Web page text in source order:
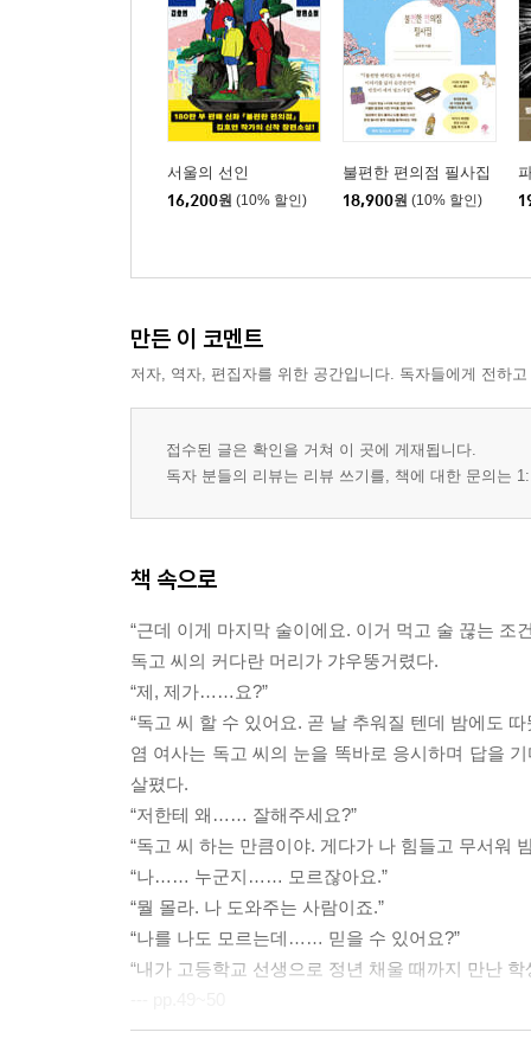
서울의 선인
16,200원 (10% 할인)
불편한 편의점 필사집
18,900원 (10% 할인)
만든 이 코멘트
저자, 역자, 편집자를 위한 공간입니다. 독자들에게 전하
접수된 글은 확인을 거쳐 이 곳에 게재됩니다.
독자 분들의 리뷰는 리뷰 쓰기를, 책에 대한 문의는
책 속으로
“근데 이게 마지막 술이에요. 이거 먹고 술 끊는 조
독고 씨의 커다란 머리가 갸우뚱거렸다.
“제, 제가……요?”
“독고 씨 할 수 있어요. 곧 날 추워질 텐데 밤에도
염 여사는 독고 씨의 눈을 똑바로 응시하며 답을
살폈다.
“저한테 왜…… 잘해주세요?”
“독고 씨 하는 만큼이야. 게다가 나 힘들고 무서워
“나…… 누군지…… 모르잖아요.”
“뭘 몰라. 나 도와주는 사람이죠.”
“나를 나도 모르는데…… 믿을 수 있어요?”
“내가 고등학교 선생으로 정년 채울 때까지 만난